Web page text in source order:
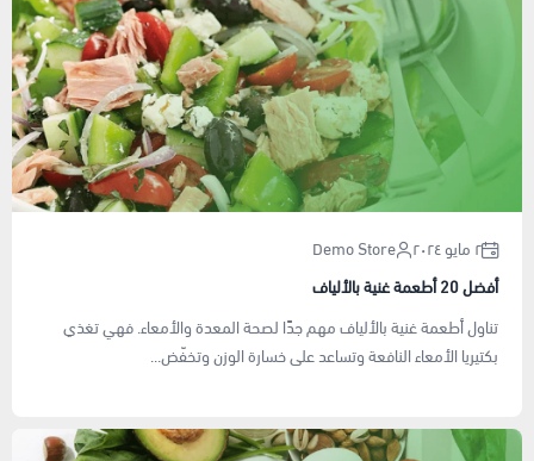
٢ مايو ٢٠٢٤
Demo Store
أفضل 20 أطعمة غنية بالألياف
تناول أطعمة غنية بالألياف مهم جدًا لصحة المعدة والأمعاء. فهي تغذي
بكتيريا الأمعاء النافعة وتساعد على خسارة الوزن وتخفّض...